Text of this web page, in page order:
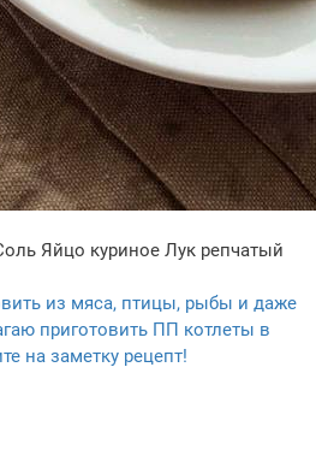
Яйцо куриное Лук репчатый
из мяса, птицы, рыбы и даже
приготовить ПП котлеты в
на заметку рецепт!